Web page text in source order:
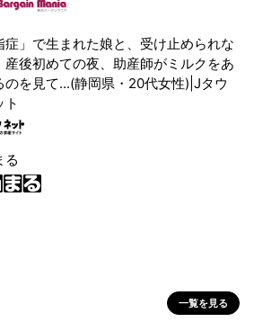
症」で生まれた娘と、受け止められな
産後初めての夜、助産師がミルクをあ
のを見て...(静岡県・20代女性)|Jタウ
ト
る
一覧を見る